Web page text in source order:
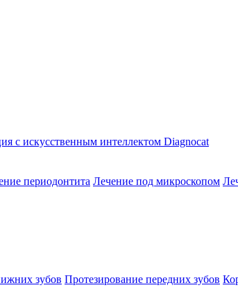
с искусственным интеллектом Diagnocat
периодонтита Лечение под микроскопом
зубов Протезирование передних зубов